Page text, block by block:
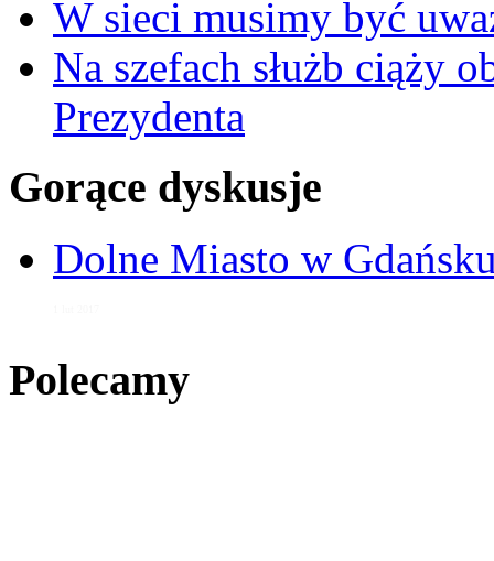
W sieci musimy być
Na szefach służb ciąży
Prezydenta
Gorące dyskusje
Dolne Miasto w
Polecamy